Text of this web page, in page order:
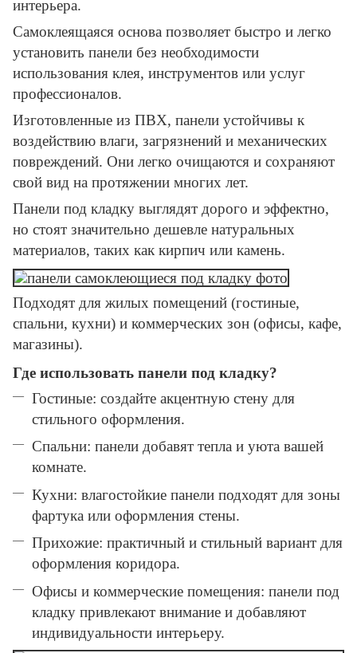
интерьера.
Самоклеящаяся основа позволяет быстро и легко
установить панели без необходимости
использования клея, инструментов или услуг
профессионалов.
Изготовленные из ПВХ, панели устойчивы к
воздействию влаги, загрязнений и механических
повреждений. Они легко очищаются и сохраняют
свой вид на протяжении многих лет.
Панели под кладку выглядят дорого и эффектно,
но стоят значительно дешевле натуральных
материалов, таких как кирпич или камень.
Подходят для жилых помещений (гостиные,
спальни, кухни) и коммерческих зон (офисы, кафе,
магазины).
Где использовать панели под кладку?
Гостиные: создайте акцентную стену для
стильного оформления.
Спальни: панели добавят тепла и уюта вашей
комнате.
Кухни: влагостойкие панели подходят для зоны
фартука или оформления стены.
Прихожие: практичный и стильный вариант для
оформления коридора.
Офисы и коммерческие помещения: панели под
кладку привлекают внимание и добавляют
индивидуальности интерьеру.